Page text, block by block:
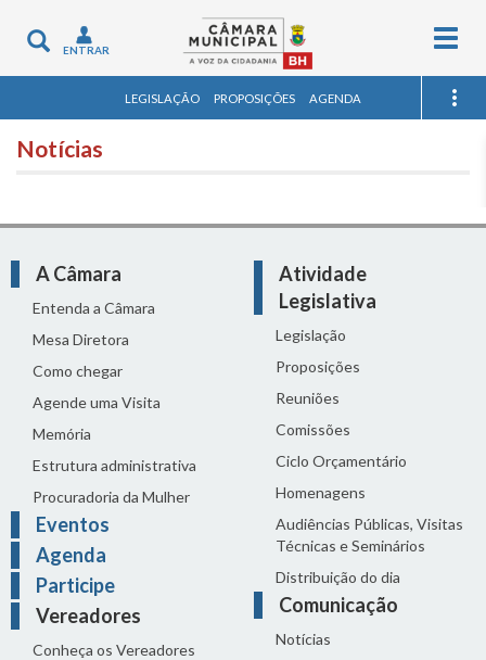
Toggle
navigation
ENTRAR
LEGISLAÇÃO PROPOSIÇÕES AGENDA
Notícias
A Câmara
Entenda a Câmara
Mesa Diretora
Como chegar
Agende uma Visita
Memória
Estrutura administrativa
Procuradoria da Mulher
Eventos
Agenda
Participe
Vereadores
Conheça os Vereadores
Atividade
Legislativa
Legislação
Proposições
Reuniões
Comissões
Ciclo Orçamentário
Homenagens
Audiências Públicas, Visitas
Técnicas e Seminários
Distribuição do dia
Comunicação
Notícias